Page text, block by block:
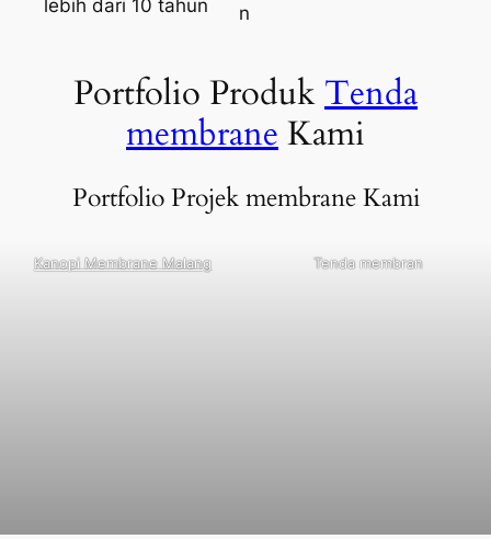
lebih dari 10 tahun
n
Portfolio Produk Tenda
membrane Kami
Portfolio Projek membrane Kami
Kanopi Membrane Malang Tenda membran